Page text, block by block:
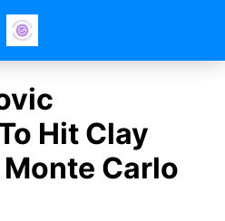
Hit Clay
Carlo